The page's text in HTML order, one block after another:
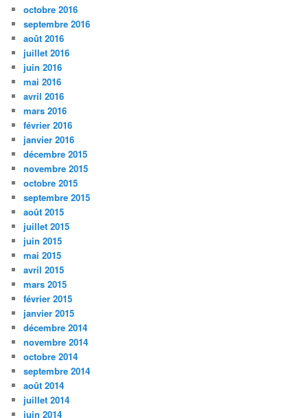
octobre 2016
septembre 2016
août 2016
juillet 2016
juin 2016
mai 2016
avril 2016
mars 2016
février 2016
janvier 2016
décembre 2015
novembre 2015
octobre 2015
septembre 2015
août 2015
juillet 2015
juin 2015
mai 2015
avril 2015
mars 2015
février 2015
janvier 2015
décembre 2014
novembre 2014
octobre 2014
septembre 2014
août 2014
juillet 2014
juin 2014